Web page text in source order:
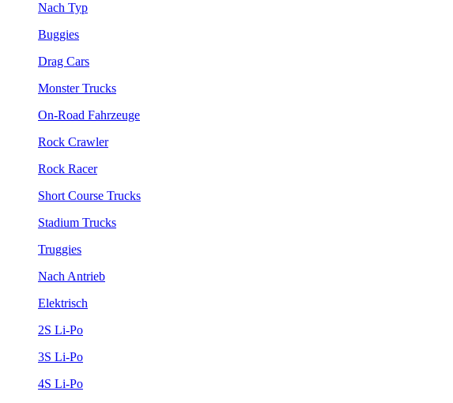
Nach Typ
Buggies
Drag Cars
Monster Trucks
On-Road Fahrzeuge
Rock Crawler
Rock Racer
Short Course Trucks
Stadium Trucks
Truggies
Nach Antrieb
Elektrisch
2S Li-Po
3S Li-Po
4S Li-Po